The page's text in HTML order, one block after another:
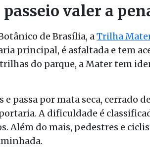
valer a
de Brasília, aTrilha
principal, é asfaltada e tem
do parque, a Mater tem
passa por mata seca, cerrado
A dificuldade é
Além do mais, pedestres e